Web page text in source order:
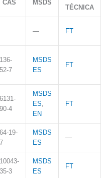
CAS MSDS
TÉCNICA
— FT
136-
52-7
MSDS
ES
FT
6131-
90-4
MSDS
ES,
EN
FT
64-19-
7
MSDS
ES
—
10043-
35-3
MSDS
ES
FT